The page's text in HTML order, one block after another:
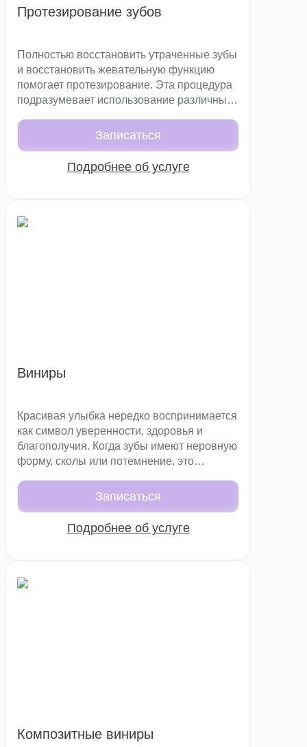
Протезирование зубов
Полностью восстановить утраченные зубы
и восстановить жевательную функцию
помогает протезирование. Эта процедура
подразумевает использование различных
протезов. Главная цель – снова сделать
улыбку пациента эстетичной и
предотвратить деформацию зубного ряда.
Записаться
Подробнее об услуге
Виниры
Красивая улыбка нередко воспринимается
как символ уверенности, здоровья и
благополучия. Когда зубы имеют неровную
форму, сколы или потемнение, это
на самооценке. Современная эстетическая
стоматология предлагает решение такой
проблемы – виниры. Эти тончайшие
керамические или композитные накладки
естественно белыми.
Записаться
Подробнее об услуге
Композитные виниры